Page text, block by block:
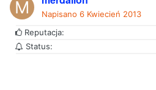
Napisano 6 Kwiecień 2013
Reputacja:
Status: